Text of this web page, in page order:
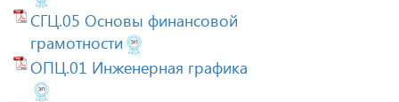
СГЦ.05 Основы финансовой
грамотности
ОПЦ.01 Инженерная графика